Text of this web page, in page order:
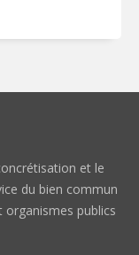
et le
du bien commun
organismes publics